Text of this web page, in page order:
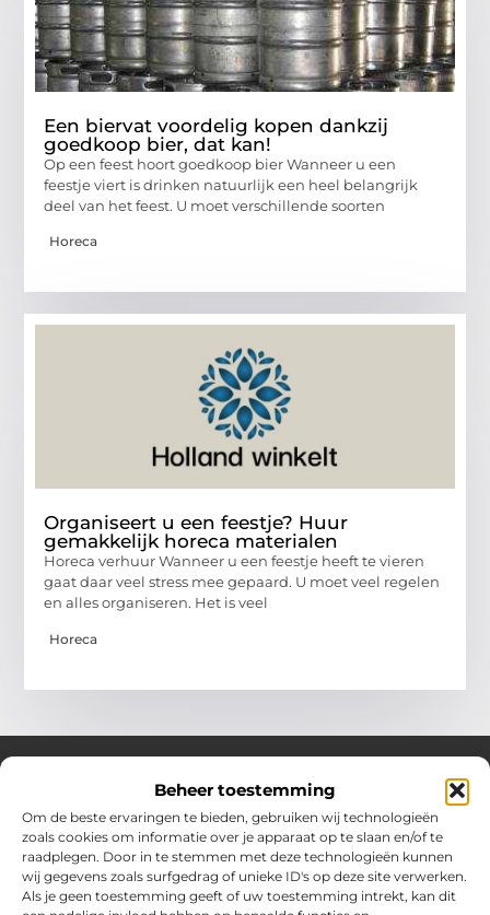
Beheer toestemming
Om de beste ervaringen te bieden, gebruiken wij technologieën
zoals cookies om informatie over je apparaat op te slaan en/of te
raadplegen. Door in te stemmen met deze technologieën kunnen
wij gegevens zoals surfgedrag of unieke ID's op deze site verwerken.
Als je geen toestemming geeft of uw toestemming intrekt, kan dit
Een biervat voordelig kopen dankzij
goedkoop bier, dat kan!
Op een feest hoort goedkoop bier Wanneer u een
feestje viert is drinken natuurlijk een heel belangrijk
deel van het feest. U moet verschillende soorten
Horeca
Organiseert u een feestje? Huur
gemakkelijk horeca materialen
Horeca verhuur Wanneer u een feestje heeft te vieren
gaat daar veel stress mee gepaard. U moet veel regelen
en alles organiseren. Het is veel
Horeca
Over Hollandwinkelt
Jouw bron voor inspiratie en handige tips voor het dagelijks
leven.
Verken een gevarieerde selectie blogs en artikelen boordevol
praktische adviezen en verrassende inzichten om het beste uit